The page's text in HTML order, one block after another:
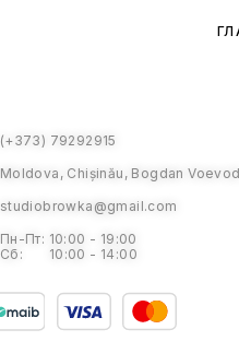
(+373) 79292915
Moldova, Chișinău, Bogdan
studiobrowka@gmail.com
Пн-Пт: 10:00 - 19:00
Сб: 10:00 - 14:00